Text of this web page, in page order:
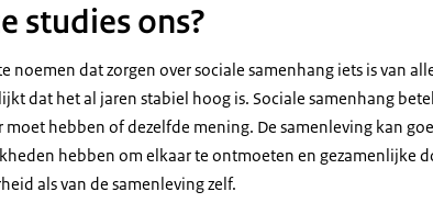
studies ons?
noemen dat zorgen over sociale samenhang iets is van
dat het al jaren stabiel hoog is. Sociale samenhang
hebben of dezelfde mening. De samenleving kan
hebben om elkaar te ontmoeten en gezamenlijke
als van de samenleving zelf.